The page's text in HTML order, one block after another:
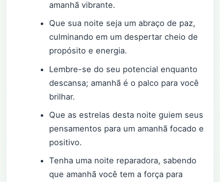
amanhã vibrante.
Que sua noite seja um abraço de paz,
culminando em um despertar cheio de
propósito e energia.
Lembre-se do seu potencial enquanto
descansa; amanhã é o palco para você
brilhar.
Que as estrelas desta noite guiem seus
pensamentos para um amanhã focado e
positivo.
Tenha uma noite reparadora, sabendo
que amanhã você tem a força para